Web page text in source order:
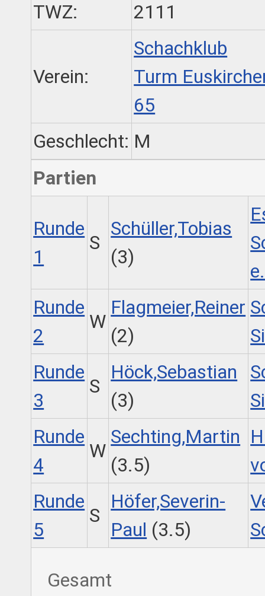
TWZ:
2111
Verein:
Schachklub
Turm
65
Geschlecht: M
Partien
Runde
1
S
Schüller,Tobias
(3)
Runde
2
W
Flagmeier,Reiner
(2)
Runde
3
S
Höck,Sebastian
(3)
Runde
4
W
Sechting,Martin
(3.5)
Runde
5
S
Höfer,Severin-
Paul (3.5)
Gesamt